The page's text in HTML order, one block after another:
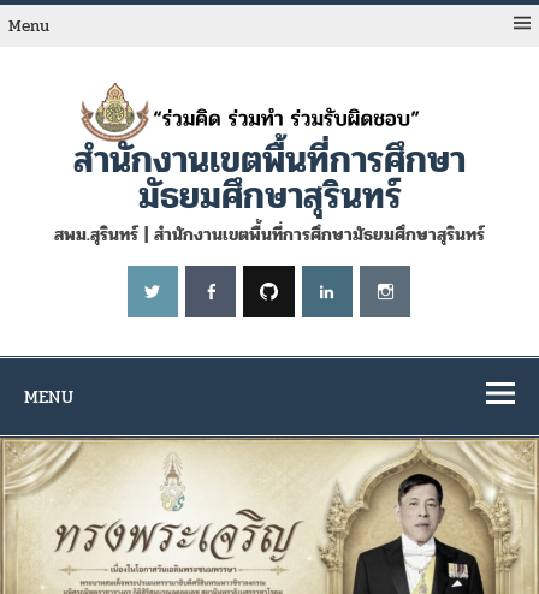
Skip
toMenu
สำนักงานเขตพื้นที่การศึกษา
มัธยมศึกษาสุรินทร์
สพม.สุรินทร์ | สำนักงานเขตพื้นที่การศึกษามัธยมศึกษาสุรินทร์
MENU